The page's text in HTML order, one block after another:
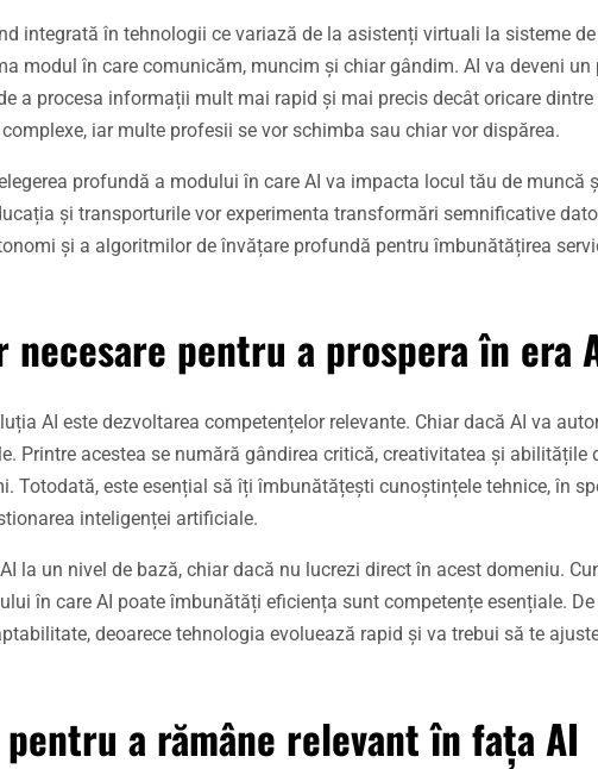
integrată în tehnologii ce variază de la asistenți virtuali la sisteme
modul în care comunicăm, muncim și chiar gândim. AI va deveni un
a procesa informații mult mai rapid și mai precis decât oricare dintre
iar multe profesii se vor schimba sau chiar vor dispărea.
profundă a modului în care AI va impacta locul tău de muncă
și transporturile vor experimenta transformări semnificative
și a algoritmilor de învățare profundă pentru îmbunătățirea
pentru a prospera în era
AI este dezvoltarea competențelor relevante. Chiar dacă AI va
Printre acestea se numără gândirea critică, creativitatea și abilitățile
Totodată, este esențial să îți îmbunătățești cunoștințele tehnice, în
inteligenței artificiale.
la un nivel de bază, chiar dacă nu lucrezi direct în acest domeniu.
în care AI poate îmbunătăți eficiența sunt competențe esențiale. De
deoarece tehnologia evoluează rapid și va trebui să te
a rămâne relevant în fața AI